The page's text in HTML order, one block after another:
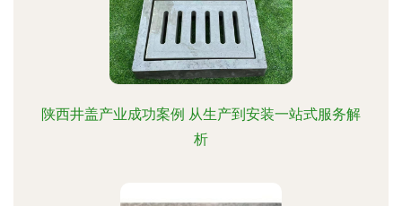
陕西井盖产业成功案例 从生产到安装一站式服务解
析